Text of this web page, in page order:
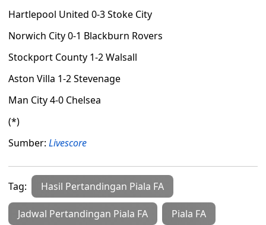
Hartlepool United 0-3 Stoke City
Norwich City 0-1 Blackburn Rovers
Stockport County 1-2 Walsall
Aston Villa 1-2 Stevenage
Man City 4-0 Chelsea
(*)
Sumber: Livescore
Tag: Hasil Pertandingan Piala FA
Jadwal Pertandingan Piala FA Piala FA